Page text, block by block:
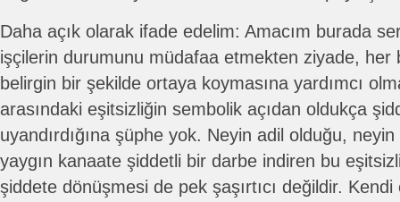
Daha açık olarak ifade edelim: Amacım burada
işçilerin durumunu müdafaa etmekten ziyade, her
belirgin bir şekilde ortaya koymasına yardımcı
arasındaki eşitsizliğin sembolik açıdan oldukça
uyandırdığına şüphe yok. Neyin adil olduğu, neyin
yaygın kanaate şiddetli bir darbe indiren bu
şiddete dönüşmesi de pek şaşırtıcı değildir.